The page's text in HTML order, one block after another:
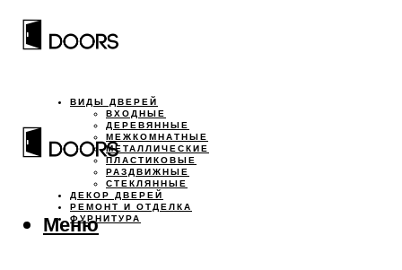
ВИДЫ ДВЕРЕЙ
ВХОДНЫЕ
ДЕРЕВЯННЫЕ
МЕЖКОМНАТНЫЕ
МЕТАЛЛИЧЕСКИЕ
ПЛАСТИКОВЫЕ
РАЗДВИЖНЫЕ
СТЕКЛЯННЫЕ
ДЕКОР ДВЕРЕЙ
РЕМОНТ И ОТДЕЛКА
ФУРНИТУРА
Меню